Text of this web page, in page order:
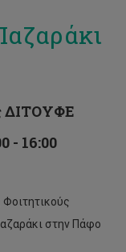
ΔΙΤΟΥΦΕ
- 16:00
στην Πάφο